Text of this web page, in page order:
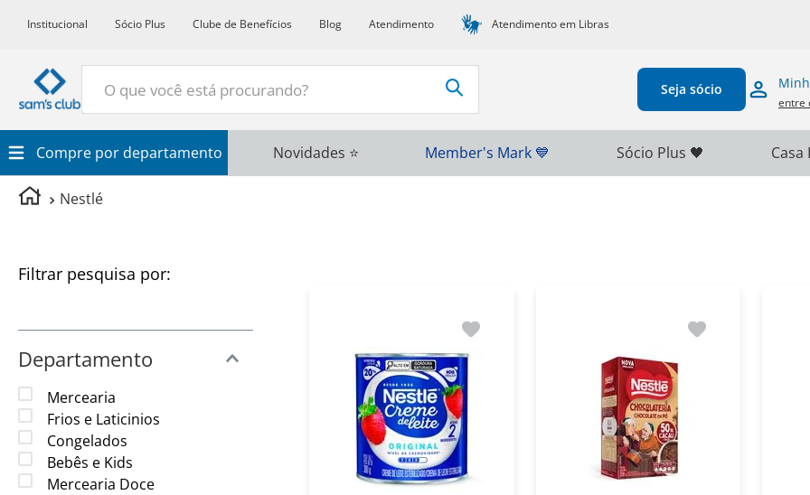
Institucional Sócio Plus Clube de Benefícios Blog Atendimento Atendimento em Libras
O que você está procurando?
Seja sócio
entre
Compre por departamento Novidades ⭐ Member's Mark 💙 Sócio Plus 🖤 Casa
Nestlé
Departamento
Mercearia
Frios e Laticinios
Congelados
Bebês e Kids
Mercearia Doce
Termos Mais Buscados
4º
Papel Higienico
8º
Chocolate
9º
Amaciante
10º Papel Toalha